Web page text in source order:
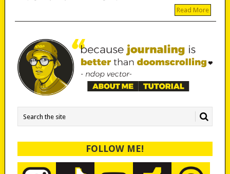
Read More
FOLLOW ME!